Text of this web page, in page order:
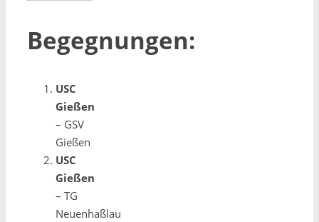
Begegnungen:
USC
Gießen
– GSV
Gießen
USC
Gießen
– TG
Neuenhaßlau